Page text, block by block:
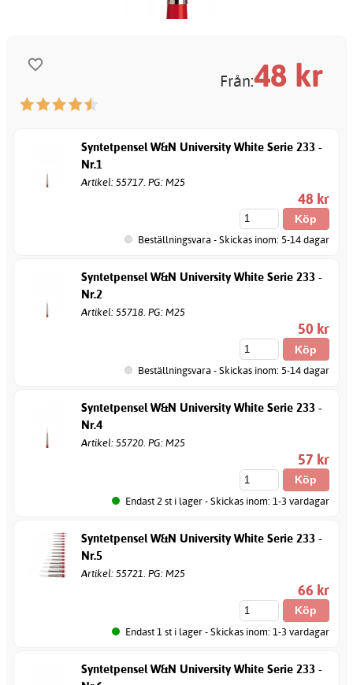
Från:48 kr
Syntetpensel W&N University White Serie 233 -
Nr.1
Artikel: 55717. PG: M25
48 kr
Beställningsvara - Skickas inom: 5-14 dagar
Syntetpensel W&N University White Serie 233 -
Nr.2
Artikel: 55718. PG: M25
50 kr
Beställningsvara - Skickas inom: 5-14 dagar
Syntetpensel W&N University White Serie 233 -
Nr.4
Artikel: 55720. PG: M25
57 kr
Endast 2 st i lager - Skickas inom: 1-3 vardagar
Syntetpensel W&N University White Serie 233 -
Nr.5
Artikel: 55721. PG: M25
66 kr
Endast 1 st i lager - Skickas inom: 1-3 vardagar
Syntetpensel W&N University White Serie 233 -